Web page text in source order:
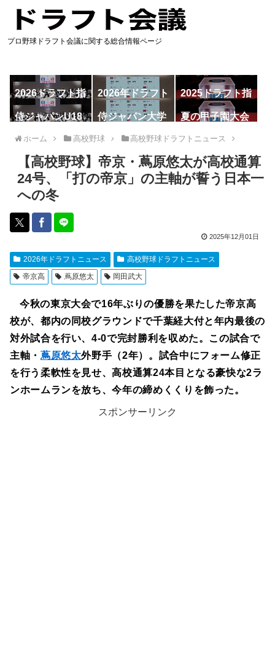
プロ野球ドラフト会議に関する総合情報ページ
2026ドラフト指
名予想
2026年ドラフト
候補
2025ドラフト指
名一覧
侍ジャパンU18
代表
侍ジャパン大学
代表
夏の甲子園大会
ホーム 高校野球 高校野球ドラフトニュース
【高校野球】帝京・蔦原悠太が高校通算
24号、「打の帝京」の主軸が誓う日本一
への冬
2025年12月01日
2026年ドラフトニュース
高校野球ドラフトニュース
帝京高
蔦原悠太 岡田武大
今秋の東京大会で16年ぶりの優勝を果たした帝京高
校が、都内の同校グラウンドで千葉経大付と年内最後の
対外試合を行い、4-0で完封勝利を収めた。この試合で
主軸・ 蔦原悠太外野手（2年）。試合中にフォーム修正
を行う柔軟性を見せ、高校通算24本目となる豪快な2ラ
ンホームランを放ち、今年の締めくくりを飾った。
スポンサーリンク